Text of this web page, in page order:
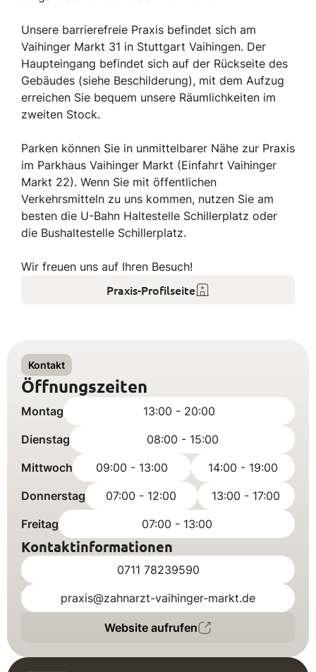
Unsere barrierefreie Praxis befindet sich am
Vaihinger Markt 31 in Stuttgart Vaihingen. Der
Haupteingang befindet sich auf der Rückseite des
Gebäudes (siehe Beschilderung), mit dem Aufzug
erreichen Sie bequem unsere Räumlichkeiten im
zweiten Stock.
Parken können Sie in unmittelbarer Nähe zur Praxis
im Parkhaus Vaihinger Markt (Einfahrt Vaihinger
Markt 22). Wenn Sie mit öffentlichen
Verkehrsmitteln zu uns kommen, nutzen Sie am
besten die U-Bahn Haltestelle Schillerplatz oder
die Bushaltestelle Schillerplatz.
Wir freuen uns auf Ihren Besuch!
Praxis-Profilseite
Kontakt
Öffnungszeiten
Montag
13:00 - 20:00
Dienstag
08:00 - 15:00
Mittwoch
09:00 - 13:00
14:00 - 19:00
Donnerstag
07:00 - 12:00
13:00 - 17:00
Freitag
07:00 - 13:00
Kontaktinformationen
0711 78239590
praxis@zahnarzt-vaihinger-markt.de
Website aufrufen